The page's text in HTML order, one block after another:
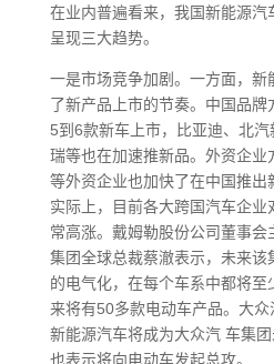
在业内普遍看来，我国新能源汽
呈现三大趋势。
一是市场竞争加剧。一方面，新
了新产品上市的节奏。中国品
5到6款新车上市，比亚迪、北
瑞等也在加速推新品。外资企业
等外资企业也加快了在中国推出
实际上，目前各大跨国汽车企
常高涨。戴姆勒股份公司董事
集团全球总裁蔡澈表示，未来该
的电气化，在每个车系中都将
来将有50多款电动车产品。大众
新能源汽车将成为大众汽 车集
也表示将向电动车发起总攻。